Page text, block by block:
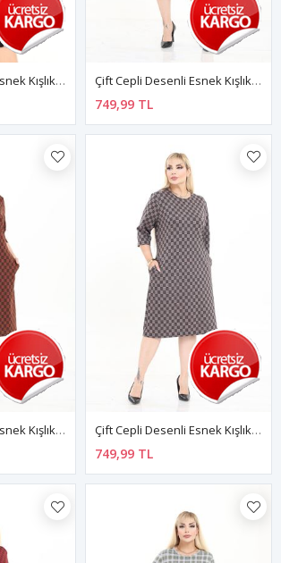
Çift Cepli Desenli Esnek Kışlık Büyük Beden Midi Elbise 9F-2731 Çift Cepli Desenli Esnek Kışlık Büyük Beden Midi Elbise 18E-2729
749,99 TL
Çift Cepli Desenli Esnek Kışlık Büyük Beden Midi Elbise 41D-2727 Çift Cepli Desenli Esnek Kışlık Büyük Beden Midi Elbise 38F-2726
749,99 TL